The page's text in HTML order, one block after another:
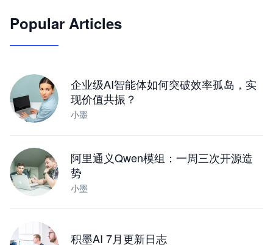
JimoClaw 桌面 AI Agent 工作台
Popular Articles
企业级AI智能体如何突破效率孤岛，实
现价值共振？
小墨
阿里通义Qwen模组：一周三次开源造
势
小墨
积墨AI 7月更新日志